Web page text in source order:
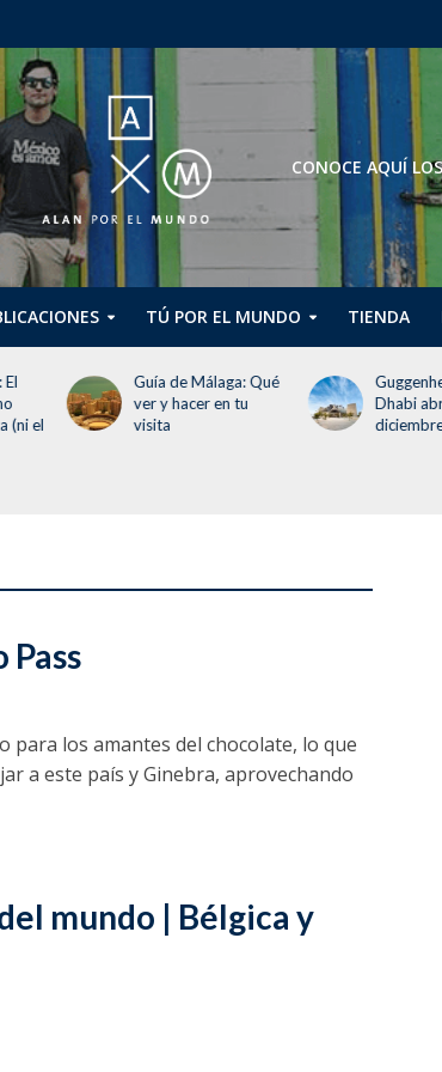
CONOCE AQUÍ
TÚ POR EL MUNDO TIENDA
El
(ni el
Guía de Málaga: Qué
ver y hacer en tu
visita
Dhabi
Pass
para los amantes del chocolate, lo que
a este país y Ginebra, aprovechando
mundo | Bélgica y